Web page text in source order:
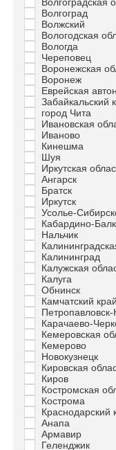
Волгоград
Волжский
Вологодская
Вологда
Череповец
Воронежская
Воронеж
Еврейская
Забайкальский
город Чита
Ивановская
Иваново
Кинешма
Шуя
Иркутская
Ангарск
Братск
Иркутск
Усолье-
Кабардино-
Нальчик
Калининград
Калужская
Калуга
Обнинск
Камчатский край
Петропавловск-
Карачаево-
Кемеровская
Кемерово
Новокузнецк
Кировская
Киров
Костромская
Кострома
Краснодарский
Анапа
Армавир
Геленджик